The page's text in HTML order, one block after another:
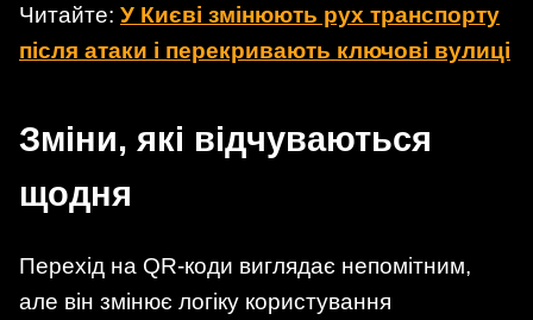
Читайте: У Києві змінюють рух транспорту
після атаки і перекривають ключові вулиці
Зміни, які відчуваються
щодня
Перехід на QR-коди виглядає непомітним,
але він змінює логіку користування